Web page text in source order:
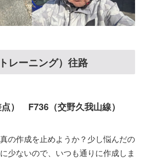
レーニング）往路
） F736（交野久我山線）
の作成を止めようか？少し悩んだの
少ないので、いつも通りに作成しま